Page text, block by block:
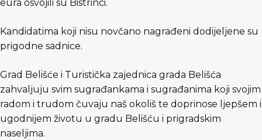
eura osvojili su Bistrinci.
Kandidatima koji nisu novčano nagrađeni dodijeljene su
prigodne sadnice.
Grad Belišće i Turistička zajednica grada Belišća
zahvaljuju svim sugrađankama i sugrađanima koji svojim
radom i trudom čuvaju naš okoliš te doprinose ljepšem i
ugodnijem životu u gradu Belišću i prigradskim
naseljima.